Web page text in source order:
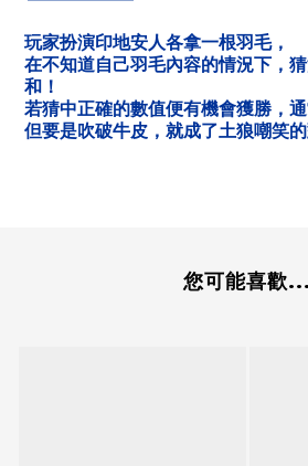
玩家扮演印地安人各拿一根羽毛，
在不知道自己羽毛內容的情況下，
和！
若猜中正確的數值便有機會獲勝，
但要是吹破牛皮，就成了土狼嘲笑的
您可能喜歡...